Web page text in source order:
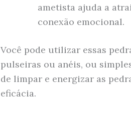
ametista ajuda a
conexão emocional.
Você pode utilizar essas
pulseiras ou anéis, ou
de limpar e energizar as
eficácia.